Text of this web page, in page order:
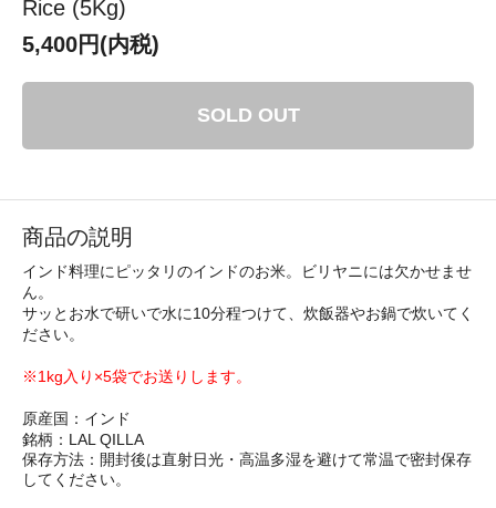
Rice (5Kg)
5,400円(内税)
SOLD OUT
商品の説明
インド料理にピッタリのインドのお米。ビリヤニには欠かせませ
ん。
サッとお水で研いで水に10分程つけて、炊飯器やお鍋で炊いてく
ださい。
※1kg入り×5袋でお送りします。
原産国：インド
銘柄：LAL QILLA
保存方法：開封後は直射日光・高温多湿を避けて常温で密封保存
してください。